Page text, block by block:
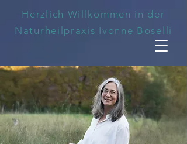
Herzlich Willkommen in der
Naturheilpraxis Ivonne Boselli